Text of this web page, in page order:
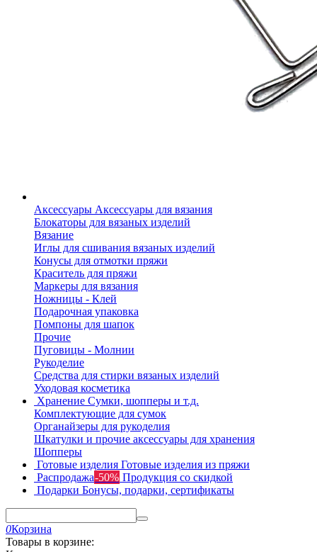
Аксессуары Аксессуары для вязания
Блокаторы для вязаных изделий
Вязание
Иглы для сшивания вязаных изделий
Конусы для отмотки пряжи
Краситель для пряжи
Маркеры для вязания
Ножницы - Клей
Подарочная упаковка
Помпоны для шапок
Прочие
Пуговицы - Молнии
Рукоделие
Средства для стирки вязаных изделий
Уходовая косметика
Хранение Сумки, шопперы и т.д.
Комплектующие для сумок
Органайзеры для рукоделия
Шкатулки и прочие аксессуары для хранения
Шопперы
Готовые изделия Готовые изделия из пряжи
Распродажа-50% Продукция со скидкой
Подарки Бонусы, подарки, сертификаты
0Корзина
Товары в корзине: